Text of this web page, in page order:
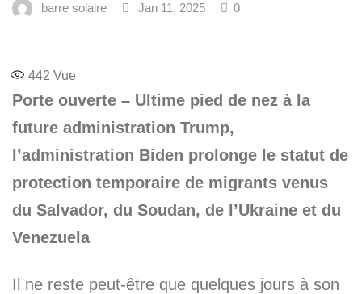
barre solaire Jan 11, 2025 0
442 Vue
Porte ouverte – Ultime pied de nez à la
future administration Trump,
l’administration Biden prolonge le statut de
protection temporaire de migrants venus
du Salvador, du Soudan, de l’Ukraine et du
Venezuela
Il ne reste peut-être que quelques jours à son